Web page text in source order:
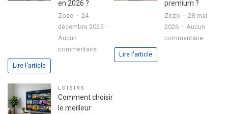
:
parfaite
en 2026 ?
Zozo
24
décembre 2025
Aucun
commentairesur
Comment
meilleur
Lire l'article
premium ?
Zozo
28 mai
2026
Aucun
commentairesur
Lire l'article
LOISIRS
Comment choisir
le meilleur